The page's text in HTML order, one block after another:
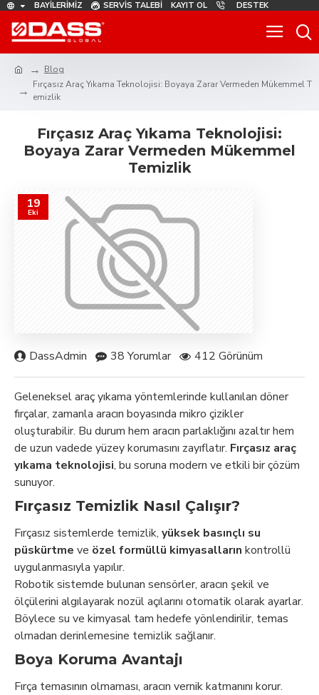
BAYILERIMIZ SERVIS TALEBI KAYIT OL DESTEK
Blog
Fırçasız Araç Yıkama Teknolojisi: Boyaya Zarar Vermeden Mükemmel T
emizlik
Fırçasız Araç Yıkama Teknolojisi:
Boyaya Zarar Vermeden Mükemmel
Temizlik
19
Eki
DassAdmin 38 Yorumlar 412 Görünüm
Geleneksel araç yıkama yöntemlerinde kullanılan döner
fırçalar, zamanla aracın boyasında mikro çizikler
oluşturabilir. Bu durum hem aracın parlaklığını azaltır hem
de uzun vadede yüzey korumasını zayıflatır. Fırçasız araç
yıkama teknolojisi, bu soruna modern ve etkili bir çözüm
sunuyor.
Fırçasız Temizlik Nasıl Çalışır?
Fırçasız sistemlerde temizlik, yüksek basınçlı su
püskürtme ve özel formüllü kimyasalların kontrollü
uygulanmasıyla yapılır.
Robotik sistemde bulunan sensörler, aracın şekil ve
ölçülerini algılayarak nozül açılarını otomatik olarak ayarlar.
Böylece su ve kimyasal tam hedefe yönlendirilir, temas
olmadan derinlemesine temizlik sağlanır.
Boya Koruma Avantajı
Fırça temasının olmaması, aracın vernik katmanını korur.